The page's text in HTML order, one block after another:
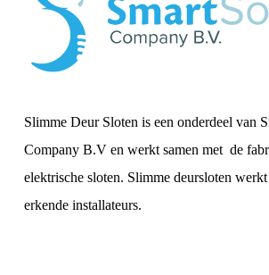
Slimme Deur Sloten is een onderdeel van
Company B.V en werkt samen met de
elektrische sloten. Slimme deursloten werkt
erkende installateurs.